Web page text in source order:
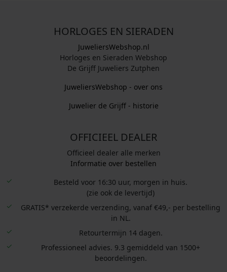
HORLOGES EN SIERADEN
JuweliersWebshop.nl
Horloges en Sieraden Webshop
De Grijff Juweliers Zutphen
JuweliersWebshop - over ons
Juwelier de Grijff - historie
OFFICIEEL DEALER
Officieel dealer alle merken
Informatie over bestellen
Besteld voor 16:30 uur, morgen in huis.
(zie ook de levertijd)
GRATIS* verzekerde verzending, vanaf €49,- per bestelling
in NL.
Retourtermijn 14 dagen.
Professioneel advies. 9.3 gemiddeld van 1500+
beoordelingen.